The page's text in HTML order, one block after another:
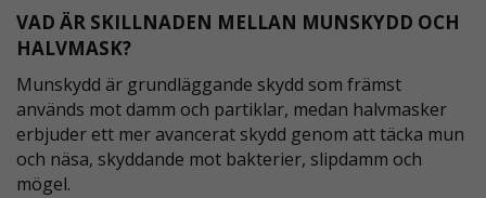
VAD ÄR SKILLNADEN MELLAN MUNSKYDD OCH
HALVMASK?
Munskydd är grundläggande skydd som främst
används mot damm och partiklar, medan halvmasker
erbjuder ett mer avancerat skydd genom att täcka mun
och näsa, skyddande mot bakterier, slipdamm och
mögel.